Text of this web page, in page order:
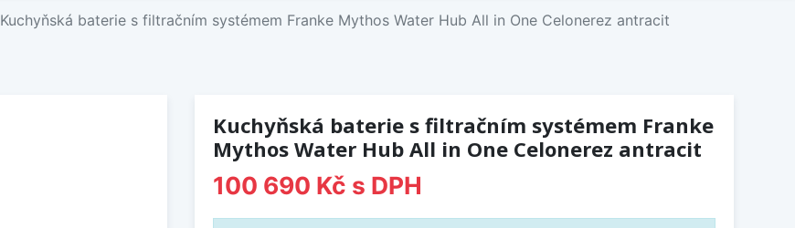
Kuchyňská baterie s filtračním systémem Franke Mythos Water Hub All in One Celonerez antracit
Kuchyňská baterie s filtračním systémem Franke
Mythos Water Hub All in One Celonerez antracit
100 690 Kč s DPH